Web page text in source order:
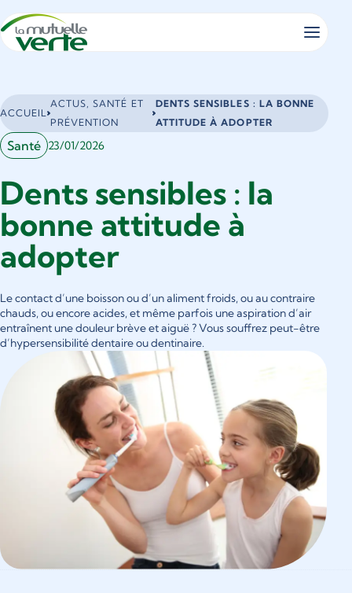
Panneau de gestion des cookies
ici
ACCUEIL
ACTUS, SANTÉ ET
PRÉVENTION
DENTS SENSIBLES : LA BONNE
ATTITUDE À ADOPTER
Santé 23/01/2026
Dents sensibles : la
bonne attitude à
adopter
Le contact d’une boisson ou d’un aliment froids, ou au contraire
chauds, ou encore acides, et même parfois une aspiration d’air
entraînent une douleur brève et aiguë ? Vous souffrez peut-être
d’hypersensibilité dentaire ou dentinaire.